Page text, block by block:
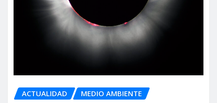
ACTUALIDAD MEDIO AMBIENTE